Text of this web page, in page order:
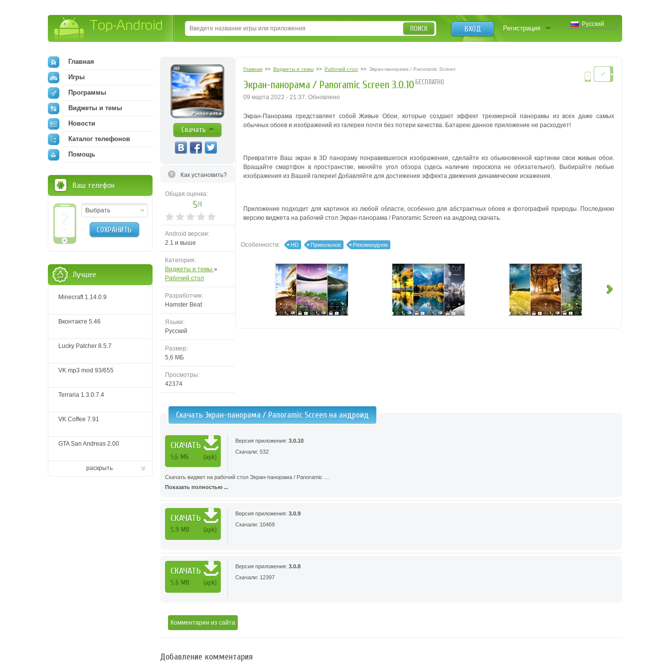
Русский
ВХОД Регистрация
ПОИСК
Скачать
Как установить?
Общая оценка:
5(1)
Android версии:
2.1 и выше
Категория:
Виджеты и темы »
Рабочий стол
Разработчик:
Hamster Beat
Языки:
Русский
Размер:
5,6 МБ
Просмотры:
42374
Главная >> Виджеты и темы >> Рабочий стол >> Экран-панорама / Panoramic Screen
Экран-панорама / Panoramic Screen 3.0.10 БЕСПЛАТНО
09 марта 2022 - 21:37. Обновлено
Экран-Панорама представляет собой Живые Обои, которые создают эффект трехмерной панорамы из всех даже самых
обычных обоев и изображений из галереи почти без потери качества. Батарею данное приложение не расходует!
Превратите Ваш экран в 3D панораму понравившегося изображения, сделайте из обыкновенной картинки свои живые обои.
Вращайте смартфон в пространстве, меняйте угол обзора (здесь наличие гироскопа не обязательно!). Выбирайте любые
изображения из Вашей галереи! Добавляйте для достижения эффекта движения динамические искажения.
Приложение подходит для картинок из любой области, особенно для абстрактных обоев и фотографий природы. Последнюю
версию виджета на рабочий стол Экран-панорама / Panoramic Screen на андроид скачать.
Особенности: HD Прикольное Рекомендуем
Скачать Экран-панорама / Panoramic Screen на андроид
СКАЧАТЬ
5,6 МБ (apk)
Версия приложения: 3.0.10
Скачали: 532
Скачать виджет на рабочий стол Экран-панорама / Panoramic …
Показать полностью ...
СКАЧАТЬ
5.9 MB (apk)
Версия приложения: 3.0.9
Скачали: 10469
СКАЧАТЬ
5.6 MB (apk)
Версия приложения: 3.0.8
Скачали: 12397
Комментарии из сайта
Добавление комментария
Главная
Игры
Программы
Виджеты и темы
Новости
Каталог телефонов
Помощь
Ваш телефон
Выбрать
СОХРАНИТЬ
Лучшее
Minecraft 1.14.0.9
Вконтакте 5.46
Lucky Patcher 8.5.7
VK mp3 mod 93/655
Terraria 1.3.0.7.4
VK Coffee 7.91
GTA San Andreas 2.00
раскрыть